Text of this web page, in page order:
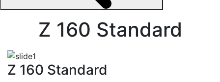
Z 160 Standard
Z 160 Standard